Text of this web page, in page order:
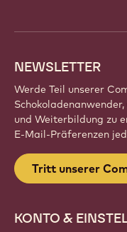
NEWSLETTER
Werde Teil unserer
und Weiterbildung zu
E-Mail-Präferenzen
Tritt unserer
KONTO &